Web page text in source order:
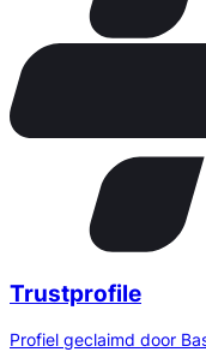
Trustprofile
Profiel geclaimd door